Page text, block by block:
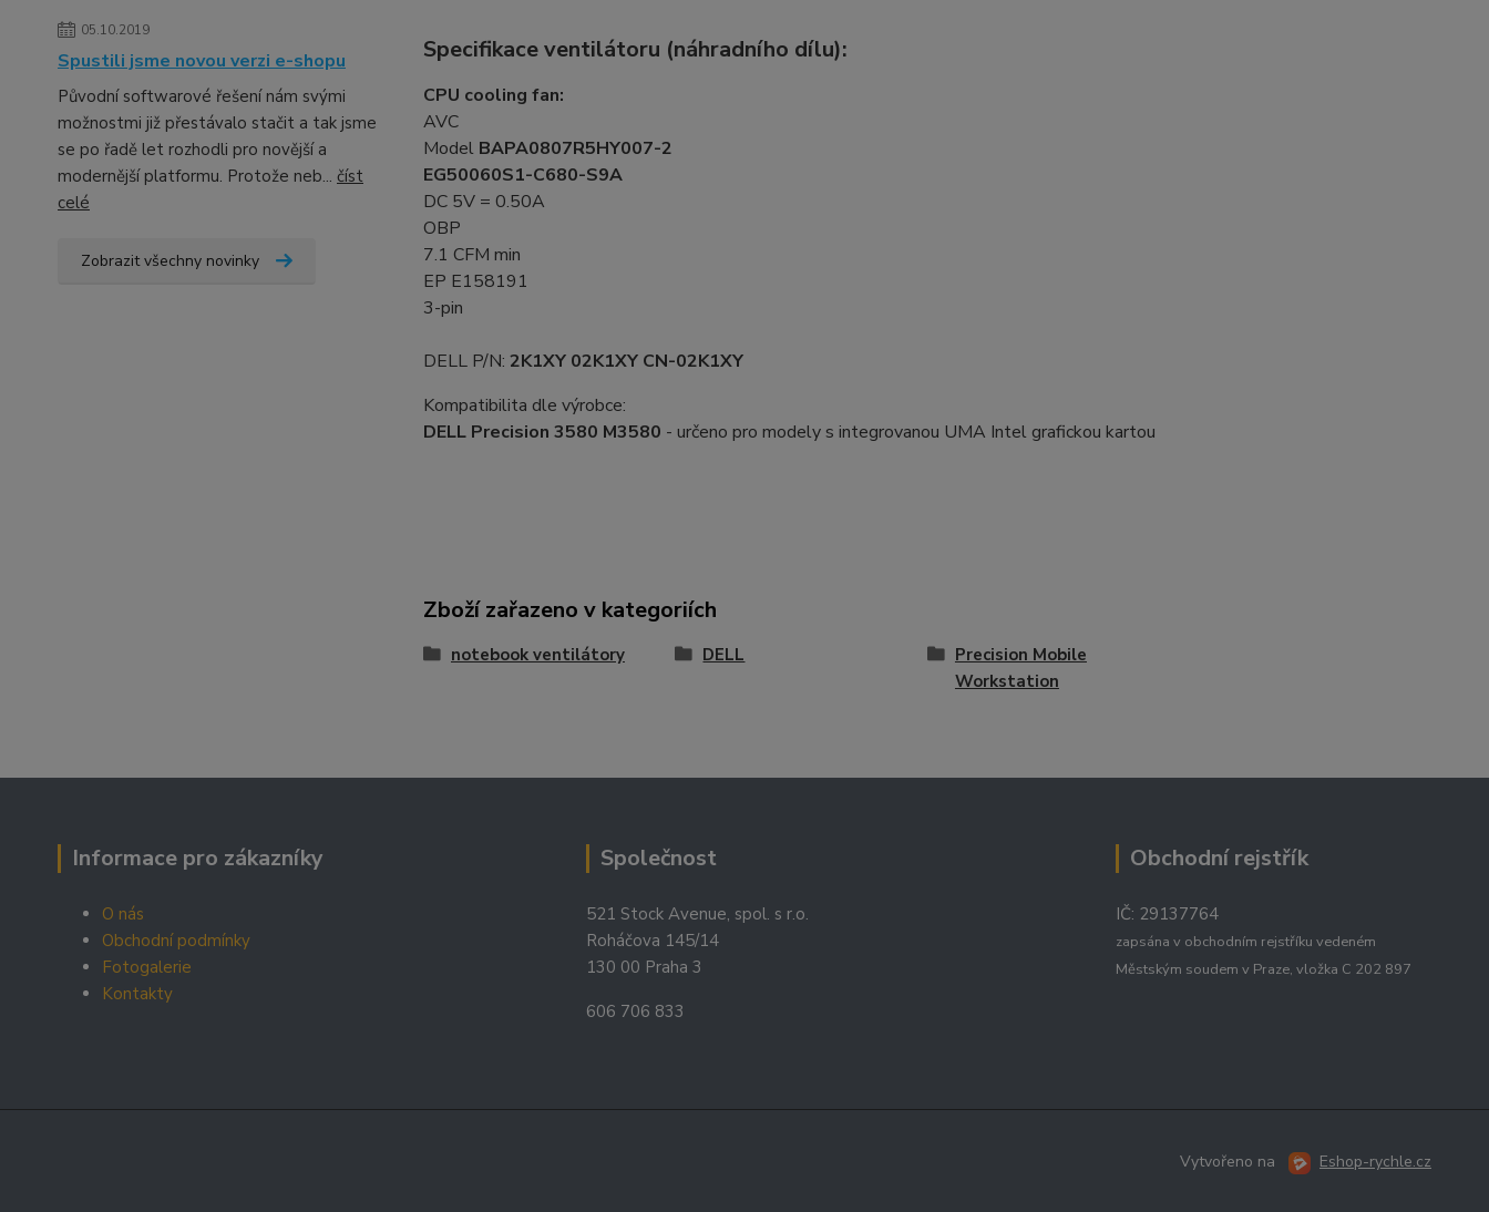
05.10.2019
Spustili jsme novou verzi e-shopu
Původní softwarové řešení nám svými
možnostmi již přestávalo stačit a tak jsme
se po řadě let rozhodli pro novější a
modernější platformu. Protože neb... číst
celé
Zobrazit všechny novinky
Specifikace ventilátoru (náhradního dílu):
CPU cooling fan:
AVC
Model BAPA0807R5HY007-2
EG50060S1-C680-S9A
DC 5V = 0.50A
OBP
7.1 CFM min
EP E158191
3-pin
DELL P/N: 2K1XY 02K1XY CN-02K1XY
Kompatibilita dle výrobce:
DELL Precision 3580 M3580 - určeno pro modely s integrovanou UMA Intel grafickou kartou
Zboží zařazeno v kategoriích
notebook ventilátory DELL
Precision Mobile
Workstation
Informace pro zákazníky
O nás
Obchodní podmínky
Fotogalerie
Kontakty
Společnost
521 Stock Avenue, spol. s r.o.
Roháčova 145/14
130 00 Praha 3
606 706 833
Obchodní rejstřík
IČ: 29137764
zapsána v obchodním rejstříku vedeném
Městským soudem v Praze, vložka C 202 897
Vytvořeno na Eshop-rychle.cz